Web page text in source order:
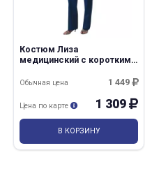
Костюм Лиза
медицинский с коротким
1 449
Обычная цена
1 309
Цена по карте
В КОРЗИНУ